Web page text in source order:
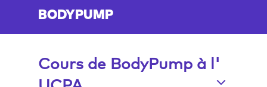
BODYPUMP
Cours de BodyPump à l'